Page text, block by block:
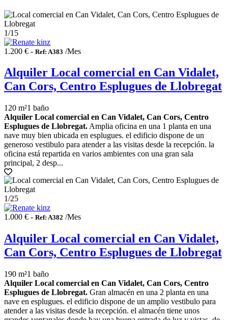
1/15
1.200 € - Ref: A383 /Mes
Alquiler Local comercial en Can Vidalet,
Can Cors, Centro Esplugues de Llobregat
120 m²1 baño
Alquiler Local comercial en Can Vidalet, Can Cors, Centro
Esplugues de Llobregat. Amplia oficina en una 1 planta en una
nave muy bien ubicada en esplugues. el edificio dispone de un
generoso vestibulo para atender a las visitas desde la recepción. la
oficina está repartida en varios ambientes con una gran sala
principal, 2 desp...
1/25
1.000 € - Ref: A382 /Mes
Alquiler Local comercial en Can Vidalet,
Can Cors, Centro Esplugues de Llobregat
190 m²1 baño
Alquiler Local comercial en Can Vidalet, Can Cors, Centro
Esplugues de Llobregat. Gran almacén en una 2 planta en una
nave en esplugues. el edificio dispone de un amplio vestibulo para
atender a las visitas desde la recepción. el almacén tiene unos